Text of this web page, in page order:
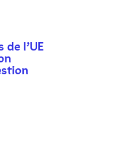
l’UE